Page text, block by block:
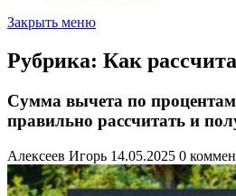
Закрыть меню
Рубрика: Как
Сумма вычета по
правильно рассчитать и
Алексеев Игорь 14.05.2025 0